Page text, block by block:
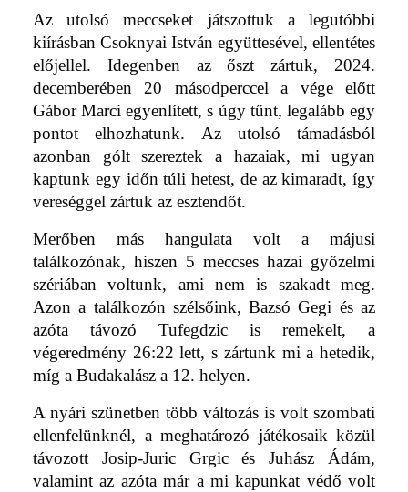
Az utolsó meccseket játszottuk a legutóbbi
kiírásban Csoknyai István együttesével, ellentétes
előjellel. Idegenben az őszt zártuk, 2024.
decemberében 20 másodperccel a vége előtt
Gábor Marci egyenlített, s úgy tűnt, legalább egy
pontot elhozhatunk. Az utolsó támadásból
azonban gólt szereztek a hazaiak, mi ugyan
kaptunk egy időn túli hetest, de az kimaradt, így
vereséggel zártuk az esztendőt.
Merőben más hangulata volt a májusi
találkozónak, hiszen 5 meccses hazai győzelmi
szériában voltunk, ami nem is szakadt meg.
Azon a találkozón szélsőink, Bazsó Gegi és az
azóta távozó Tufegdzic is remekelt, a
végeredmény 26:22 lett, s zártunk mi a hetedik,
míg a Budakalász a 12. helyen.
A nyári szünetben több változás is volt szombati
ellenfelünknél, a meghatározó játékosaik közül
távozott Josip-Juric Grgic és Juhász Ádám,
valamint az azóta már a mi kapunkat védő volt